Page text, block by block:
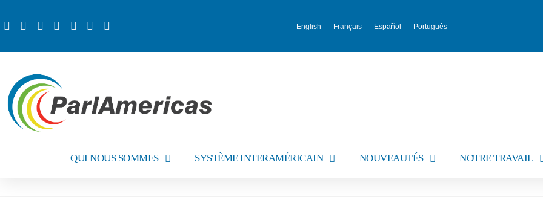
English Français Español Português
QUI NOUS SOMMES SYSTÈME INTERAMÉRICAIN NOUVEAUTÉS NOTRE TRAVAIL